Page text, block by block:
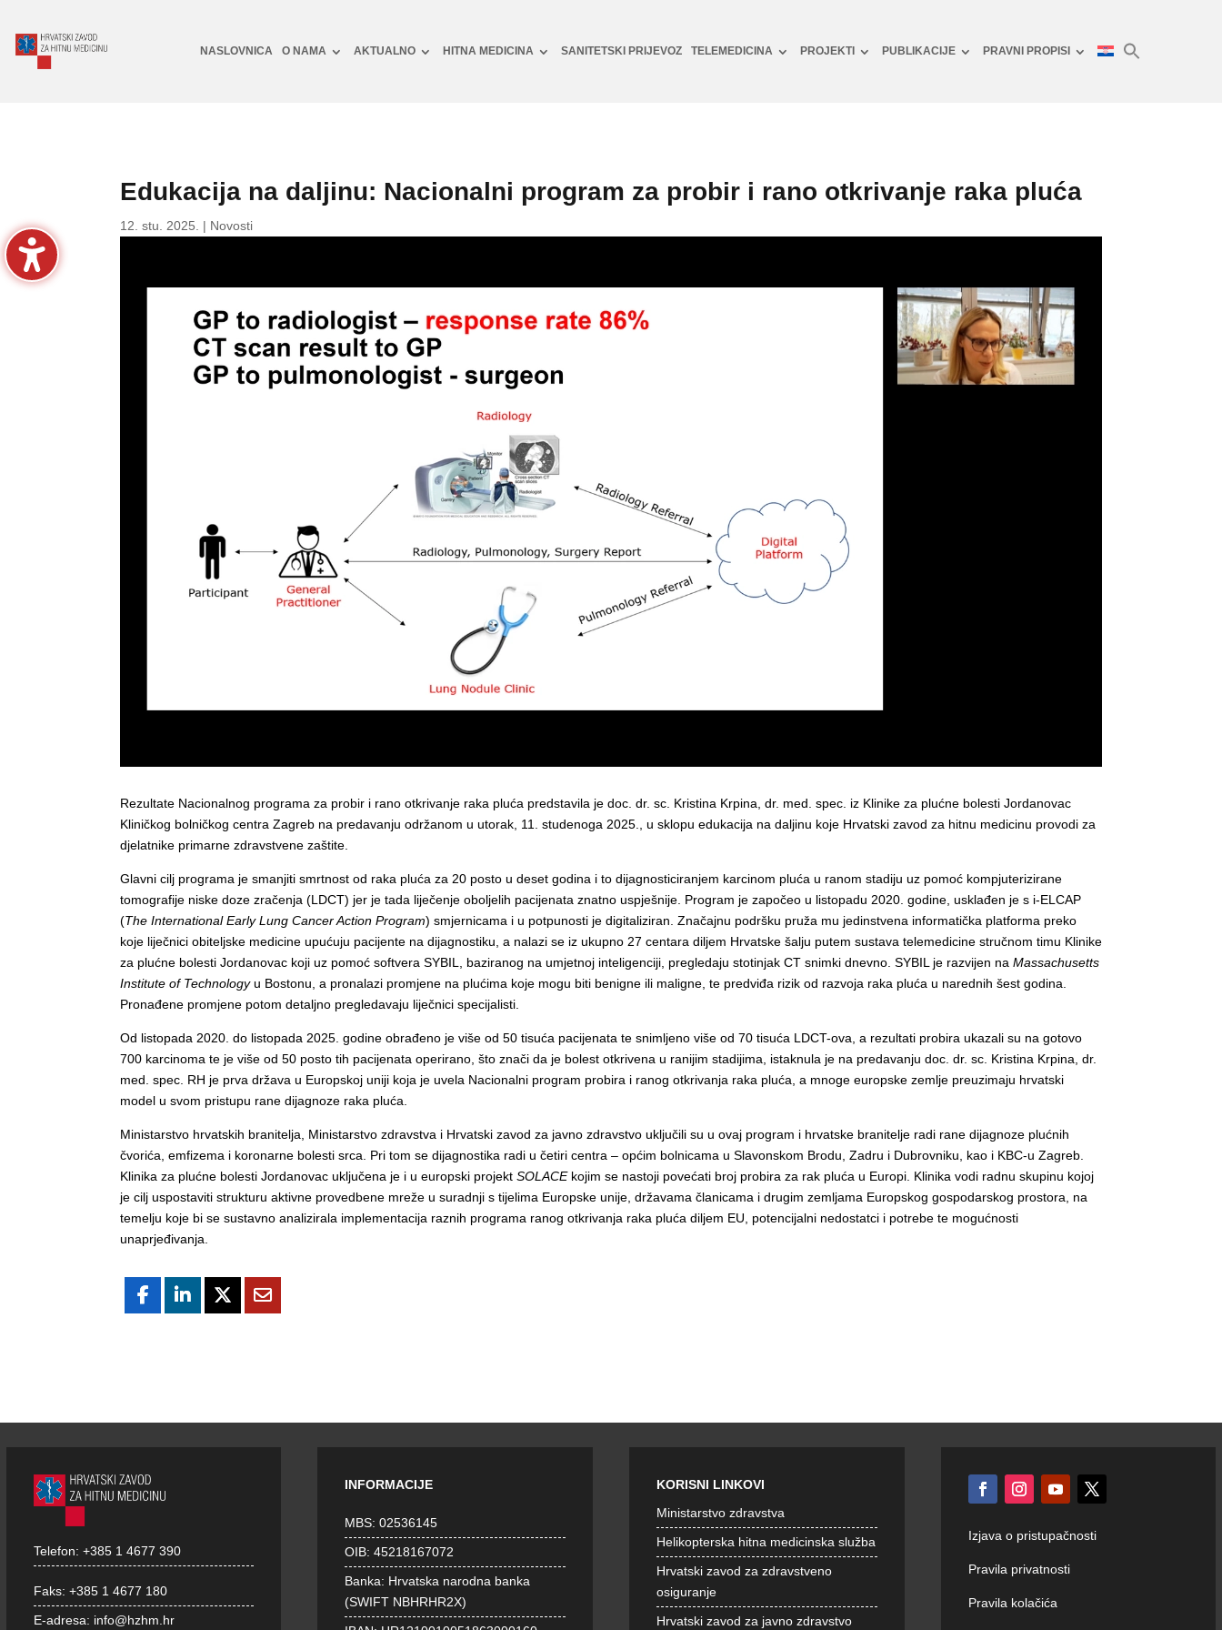
NASLOVNICA O NAMA AKTUALNO HITNA MEDICINA SANITETSKI PRIJEVOZ TELEMEDICINA PROJEKTI PUBLIKACIJE PRAVNI PROPISI
Edukacija na daljinu: Nacionalni program za probir i rano otkrivanje raka pluća
12. stu. 2025. | Novosti
Rezultate Nacionalnog programa za probir i rano otkrivanje raka pluća predstavila je doc. dr. sc. Kristina Krpina, dr. med. spec. iz Klinike za plućne bolesti Jordanovac
Kliničkog bolničkog centra Zagreb na predavanju održanom u utorak, 11. studenoga 2025., u sklopu edukacija na daljinu koje Hrvatski zavod za hitnu medicinu provodi za
djelatnike primarne zdravstvene zaštite.
Glavni cilj programa je smanjiti smrtnost od raka pluća za 20 posto u deset godina i to dijagnosticiranjem karcinom pluća u ranom stadiju uz pomoć kompjuterizirane
tomografije niske doze zračenja (LDCT) jer je tada liječenje oboljelih pacijenata znatno uspješnije. Program je započeo u listopadu 2020. godine, usklađen je s i-ELCAP
(The International Early Lung Cancer Action Program) smjernicama i u potpunosti je digitaliziran. Značajnu podršku pruža mu jedinstvena informatička platforma preko
koje liječnici obiteljske medicine upućuju pacijente na dijagnostiku, a nalazi se iz ukupno 27 centara diljem Hrvatske šalju putem sustava telemedicine stručnom timu Klinike
za plućne bolesti Jordanovac koji uz pomoć softvera SYBIL, baziranog na umjetnoj inteligenciji, pregledaju stotinjak CT snimki dnevno. SYBIL je razvijen na Massachusetts
Institute of Technologyu Bostonu, a pronalazi promjene na plućima koje mogu biti benigne ili maligne, te predviđa rizik od razvoja raka pluća u narednih šest godina.
Pronađene promjene potom detaljno pregledavaju liječnici specijalisti.
Od listopada 2020. do listopada 2025. godine obrađeno je više od 50 tisuća pacijenata te snimljeno više od 70 tisuća LDCT-ova, a rezultati probira ukazali su na gotovo
700 karcinoma te je više od 50 posto tih pacijenata operirano, što znači da je bolest otkrivena u ranijim stadijima, istaknula je na predavanju doc. dr. sc. Kristina Krpina, dr.
med. spec. RH je prva država u Europskoj uniji koja je uvela Nacionalni program probira i ranog otkrivanja raka pluća, a mnoge europske zemlje preuzimaju hrvatski
model u svom pristupu rane dijagnoze raka pluća.
Ministarstvo hrvatskih branitelja, Ministarstvo zdravstva i Hrvatski zavod za javno zdravstvo uključili su u ovaj program i hrvatske branitelje radi rane dijagnoze plućnih
čvorića, emfizema i koronarne bolesti srca. Pri tom se dijagnostika radi u četiri centra – općim bolnicama u Slavonskom Brodu, Zadru i Dubrovniku, kao i KBC-u Zagreb.
Klinika za plućne bolesti Jordanovac uključena je i u europski projekt SOLACEkojim se nastoji povećati broj probira za rak pluća u Europi. Klinika vodi radnu skupinu kojoj
je cilj uspostaviti strukturu aktivne provedbene mreže u suradnji s tijelima Europske unije, državama članicama i drugim zemljama Europskog gospodarskog prostora, na
temelju koje bi se sustavno analizirala implementacija raznih programa ranog otkrivanja raka pluća diljem EU, potencijalni nedostatci i potrebe te mogućnosti
unaprjeđivanja.
Telefon: +385 1 4677 390
Faks: +385 1 4677 180
E-adresa: info@hzhm.hr
INFORMACIJE
MBS: 02536145
OIB: 45218167072
Banka: Hrvatska narodna banka
(SWIFT NBHRHR2X)
KORISNI LINKOVI
Ministarstvo zdravstva
Helikopterska hitna medicinska služba
Hrvatski zavod za zdravstveno
osiguranje
Hrvatski zavod za javno zdravstvo
Izjava o pristupačnosti
Pravila privatnosti
Pravila kolačića